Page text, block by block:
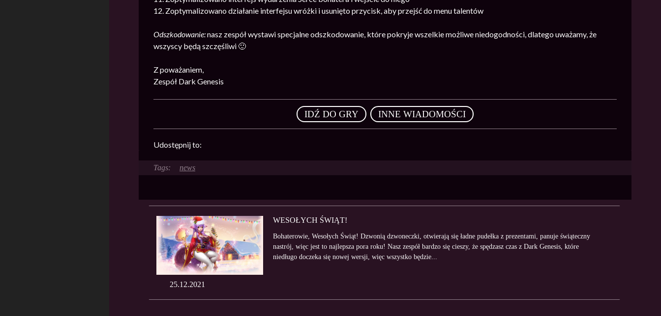
12. Zoptymalizowano działanie interfejsu wróżki i usunięto przycisk, aby przejść do menu talentów
Odszkodowanie:nasz zespół wystawi specjalne odszkodowanie, które pokryje wszelkie możliwe niedogodności, dlatego uważamy, że
wszyscy będą szczęśliwi 🙂
Z poważaniem,
Zespół Dark Genesis
IDŹ DO GRY INNE WIADOMOŚCI
Udostępnij to:
news
25.12.2021
WESOŁYCH ŚWIĄT!
Bohaterowie, Wesołych Świąt! Dzwonią dzwoneczki, otwierają się ładne pudełka z prezentami, panuje świąteczny
nastrój, więc jest to najlepsza pora roku! Nasz zespół bardzo się cieszy, że spędzasz czas z Dark Genesis, które
niedługo doczeka się nowej wersji, więc wszystko będzie...